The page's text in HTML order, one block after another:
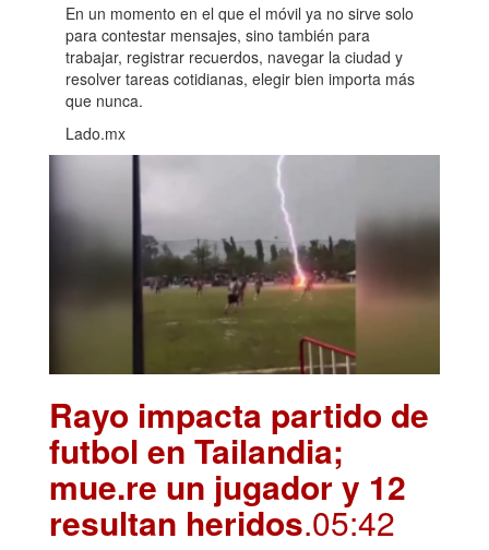
En un momento en el que el móvil ya no sirve solo
para contestar mensajes, sino también para
trabajar, registrar recuerdos, navegar la ciudad y
resolver tareas cotidianas, elegir bien importa más
que nunca.
Lado.mx
Rayo impacta partido de
futbol en Tailandia;
mue.re un jugador y 12
resultan heridos.05:42